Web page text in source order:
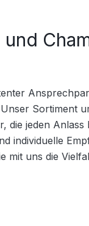
Sortiment
die jeden
individuelle
mit uns die